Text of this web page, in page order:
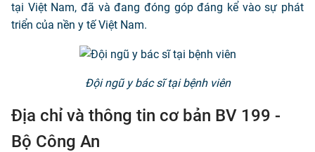
tại Việt Nam, đã và đang đóng góp đáng kể vào sự phát
triển của nền y tế Việt Nam.
Đội ngũ y bác sĩ tại bệnh viên
Địa chỉ và thông tin cơ bản BV 199 -
Bộ Công An